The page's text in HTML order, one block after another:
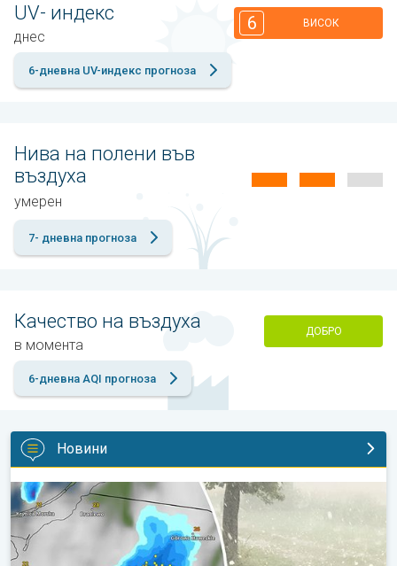
UV- индекс
днес
6 ВИСОК
6-дневна UV-индекс прогноза
Нива на полени във
въздуха
умерен
7- дневна прогноза
Качество на въздуха
в момента
ДОБРО
6-дневна AQI прогноза
Новини
Огромни градушки в Полша. Бури връхлитат градове. . .